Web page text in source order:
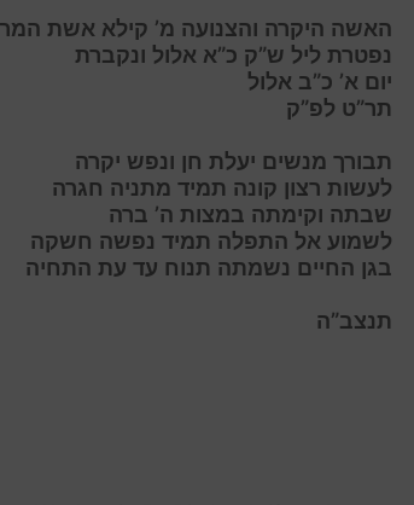
האשה היקרה והצנועה מ’ קילא אשת
נפטרת ליל ש”ק כ”א אלול ונקברת
יום א’ כ”ב אלול
תר”ט לפ”ק
תבורך מנשים יעלת חן ונפש יקרה
לעשות רצון קונה תמיד מתניה חגרה
שבתה וקימתה במצות ה’ ברה
לשמוע אל התפלה תמיד נפשה חשקה
בגן החיים נשמתה תנוח עד עת התחיה
תנצב”ה